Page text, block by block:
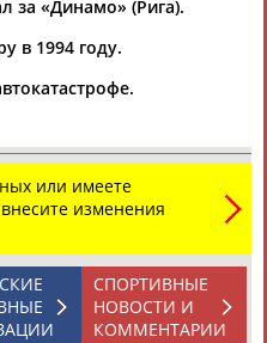
за «Динамо» (Рига).
в 1994 году.
или имеете
изменения
СПОРТИВНЫЕ
НОВОСТИ И
КОММЕНТАРИИ